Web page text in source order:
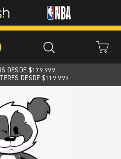
DESDE $179.999
DESDE $119.999